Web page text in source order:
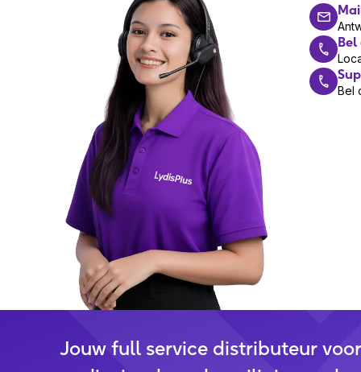
Bel
Bel
Jouw full service distributeur